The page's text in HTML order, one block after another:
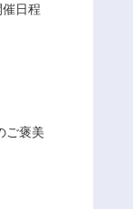
日程
ご褒美